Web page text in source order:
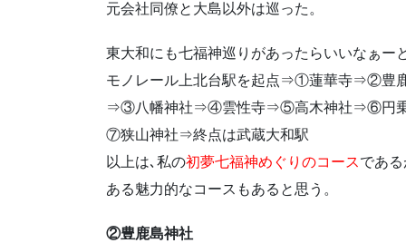
元会社同僚と大島以外は巡った。
東大和にも七福神巡りがあったらいいなぁー
モノレール上北台駅を起点⇒①蓮華寺⇒②豊
⇒③八幡神社⇒④雲性寺⇒⑤高木神社⇒⑥円
⑦狭山神社⇒終点は武蔵大和駅
以上は､私の初夢七福神めぐりのコースであ
ある魅力的なコースもあると思う。
②豊鹿島神社